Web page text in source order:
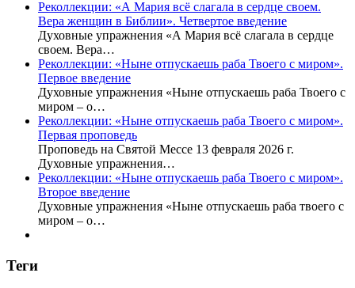
Реколлекции: «А Мария всё слагала в сердце своем.
Вера женщин в Библии». Четвертое введение
Духовные упражнения «А Мария всё слагала в сердце
своем. Вера…
Реколлекции: «Ныне отпускаешь раба Твоего с миром».
Первое введение
Духовные упражнения «Ныне отпускаешь раба Твоего с
миром – о…
Реколлекции: «Ныне отпускаешь раба Твоего с миром».
Первая проповедь
Проповедь на Святой Мессе 13 февраля 2026 г.
Духовные упражнения…
Реколлекции: «Ныне отпускаешь раба Твоего с миром».
Второе введение
Духовные упражнения «Ныне отпускаешь раба твоего с
миром – о…
Теги